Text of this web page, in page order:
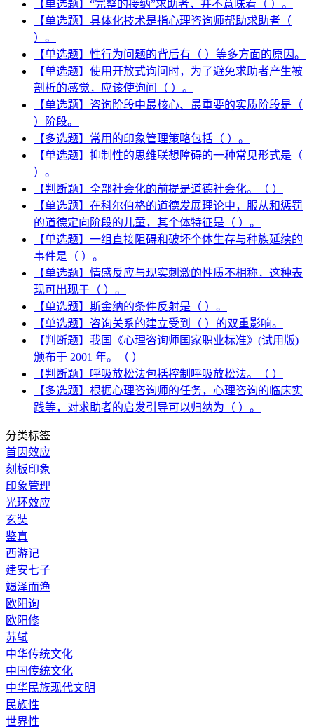
【单选题】“完整的接纳”求助者，并不意味着（ ）。
【单选题】具体化技术是指心理咨询师帮助求助者（
）。
【单选题】性行为问题的背后有（ ）等多方面的原因。
【单选题】使用开放式询问时，为了避免求助者产生被
剖析的感觉，应该使询问（ ）。
【单选题】咨询阶段中最核心、最重要的实质阶段是（
）阶段。
【多选题】常用的印象管理策略包括（ ）。
【单选题】抑制性的思维联想障碍的一种常见形式是（
）。
【判断题】全部社会化的前提是道德社会化。（ ）
【单选题】在科尔伯格的道德发展理论中，服从和惩罚
的道德定向阶段的儿童，其个体特征是（ ）。
【单选题】一组直接阻碍和破坏个体生存与种族延续的
事件是（ ）。
【单选题】情感反应与现实刺激的性质不相称，这种表
现可出现于（ ）。
【单选题】斯金纳的条件反射是（ ）。
【单选题】咨询关系的建立受到（ ）的双重影响。
【判断题】我国《心理咨询师国家职业标准》(试用版)
颁布于 2001 年。（ ）
【判断题】呼吸放松法包括控制呼吸放松法。（ ）
【多选题】根据心理咨询师的任务，心理咨询的临床实
践等，对求助者的启发引导可以归纳为（ ）。
分类标签
首因效应
刻板印象
印象管理
光环效应
玄奘
鉴真
西游记
建安七子
竭泽而渔
欧阳询
欧阳修
苏轼
中华传统文化
中国传统文化
中华民族现代文明
民族性
世界性